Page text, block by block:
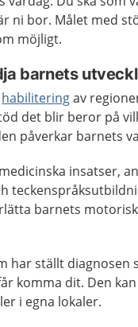
ni bor. Målet med
möjligt.
barnets
habiliteringav
det blir beror på
påverkar barnets
insatser,
barnets
har ställt diagnosen
komma dit. Den
i egna lokaler.